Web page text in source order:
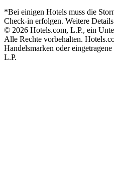
*Bei einigen Hotels muss die
Check-in erfolgen. Weitere
© 2026 Hotels.com, L.P., ein
Alle Rechte vorbehalten.
Handelsmarken oder
L.P.